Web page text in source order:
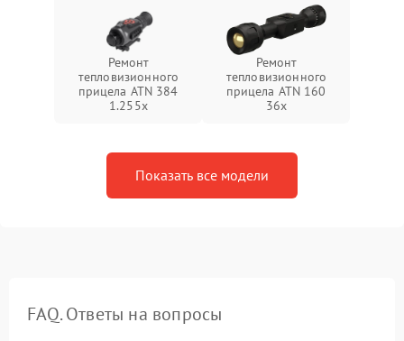
Ремонт
тепловизионного
прицела ATN 384
1.255х
Ремонт
тепловизионного
прицела ATN 160
36x
Показать все модели
FAQ. Ответы на вопросы